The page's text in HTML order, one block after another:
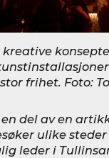
frihet. Foto:
del av en
ulike
leder i